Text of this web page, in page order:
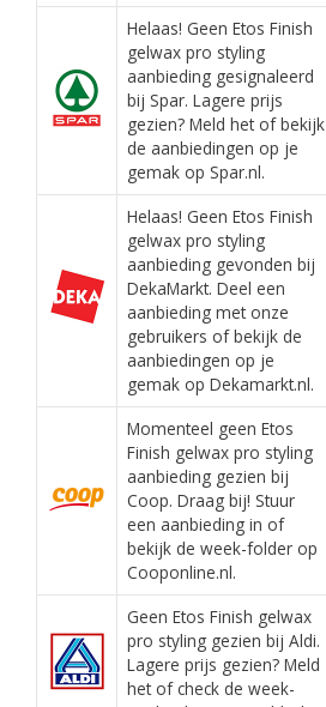
Helaas! Geen Etos Finish
gelwax pro styling
aanbieding gesignaleerd
bij Spar. Lagere prijs
gezien? Meld het of bekijk
de aanbiedingen op je
gemak op Spar.nl.
Helaas! Geen Etos Finish
gelwax pro styling
aanbieding gevonden bij
DekaMarkt. Deel een
aanbieding met onze
gebruikers of bekijk de
aanbiedingen op je
gemak op Dekamarkt.nl.
Momenteel geen Etos
Finish gelwax pro styling
aanbieding gezien bij
Coop. Draag bij! Stuur
een aanbieding in of
bekijk de week-folder op
Cooponline.nl.
Geen Etos Finish gelwax
pro styling gezien bij Aldi.
Lagere prijs gezien? Meld
het of check de week-